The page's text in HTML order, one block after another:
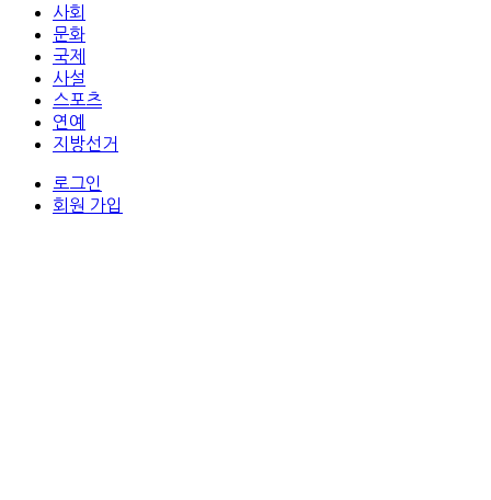
사회
문화
국제
사설
스포츠
연예
지방선거
로그인
회원 가입